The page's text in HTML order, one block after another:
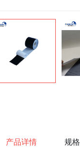
产品详情 规